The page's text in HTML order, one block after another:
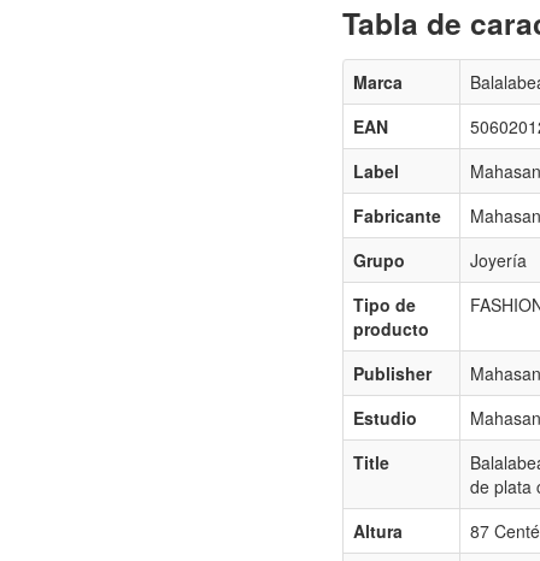
Tabla de
Marca
EAN
Label
Fabricante
Grupo
Joyería
Tipo de
producto
Publisher
Estudio
Title
de plata
Altura
87